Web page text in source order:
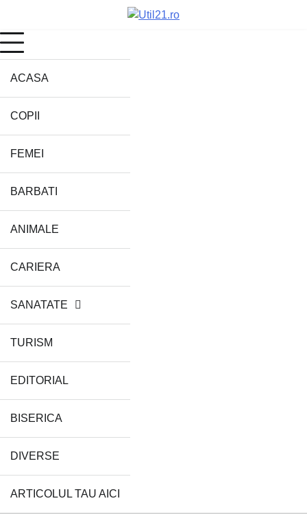
content
ACASA
COPII
FEMEI
BARBATI
ANIMALE
CARIERA
SANATATE
TURISM
EDITORIAL
BISERICA
DIVERSE
ARTICOLUL TAU AICI